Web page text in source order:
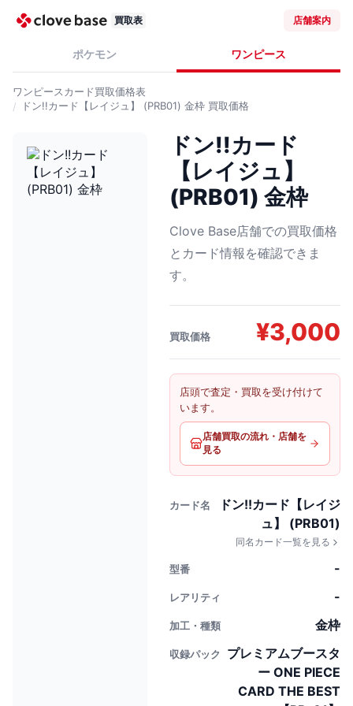
買取表 店舗案内
ポケモン ワンピース
ワンピースカード買取価格表
ドン!!カード【レイジュ】 (PRB01) 金枠 買取価格
ドン!!カード
【レイジュ】
(PRB01) 金枠
Clove Base店舗での買取価格
とカード情報を確認できま
す。
買取価格 ¥3,000
店頭で査定・買取を受け付けて
います。
店舗買取の流れ・店舗を
見る
カード名
ドン!!カード【レイジ
ュ】 (PRB01)
同名カード一覧を見る
型番 -
レアリティ -
加工・種類 金枠
収録パック
プレミアムブースタ
ー ONE PIECE
CARD THE BEST